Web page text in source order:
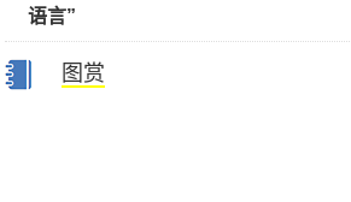
语言”
图赏